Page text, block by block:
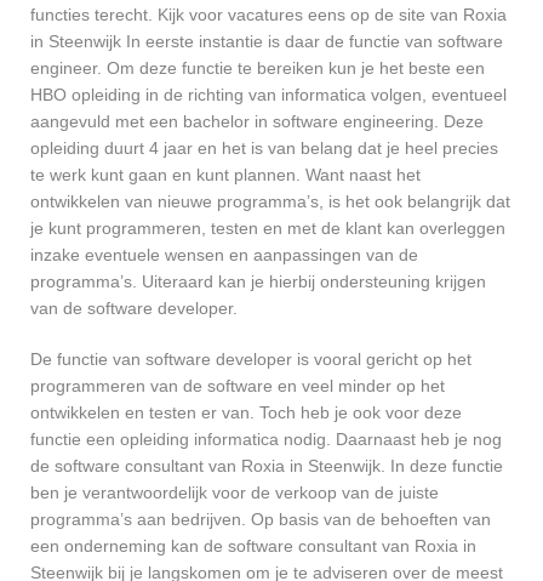
functies terecht. Kijk voor vacatures eens op de site van Roxia
in Steenwijk In eerste instantie is daar de functie van software
engineer. Om deze functie te bereiken kun je het beste een
HBO opleiding in de richting van informatica volgen, eventueel
aangevuld met een bachelor in software engineering. Deze
opleiding duurt 4 jaar en het is van belang dat je heel precies
te werk kunt gaan en kunt plannen. Want naast het
ontwikkelen van nieuwe programma’s, is het ook belangrijk dat
je kunt programmeren, testen en met de klant kan overleggen
inzake eventuele wensen en aanpassingen van de
programma’s. Uiteraard kan je hierbij ondersteuning krijgen
van de software developer.
De functie van software developer is vooral gericht op het
programmeren van de software en veel minder op het
ontwikkelen en testen er van. Toch heb je ook voor deze
functie een opleiding informatica nodig. Daarnaast heb je nog
de software consultant van Roxia in Steenwijk. In deze functie
ben je verantwoordelijk voor de verkoop van de juiste
programma’s aan bedrijven. Op basis van de behoeften van
een onderneming kan de software consultant van Roxia in
Steenwijk bij je langskomen om je te adviseren over de meest